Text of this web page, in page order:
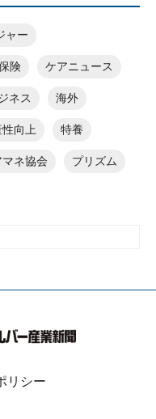
ャー
険 ケアニュース
ネス 海外
向上 特養
ネ協会 プリズム
リシー